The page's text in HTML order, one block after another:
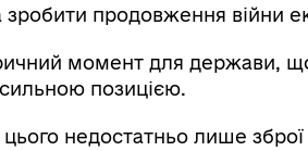
зробити продовження війни
момент для держави,
сильною позицією.
недостатньо лише